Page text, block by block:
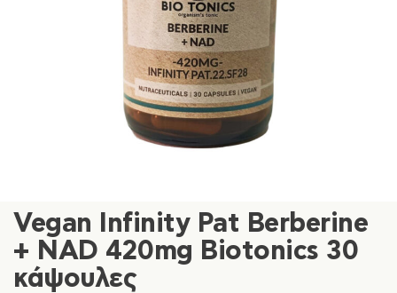
Vegan Infinity Pat Berberine
+ NAD 420mg Biotonics 30
κάψουλες